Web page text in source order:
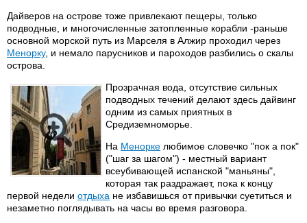
Дайверов на острове тоже привлекают пещеры, только
подводные, и многочисленные затопленные корабли -раньше
основной морской путь из Марселя в Алжир проходил через
Менорку, и немало парусников и пароходов разбились о скалы
острова.
Прозрачная вода, отсутствие сильных
подводных течений делают здесь дайвинг
одним из самых приятных в
Средиземноморье.
На Менорке любимое словечко "пок а пок"
("шаг за шагом") - местный вариант
всеубивающей испанской "маньяны",
которая так раздражает, пока к концу
первой недели отдыха не избавишься от привычки суетиться и
незаметно поглядывать на часы во время разговора.